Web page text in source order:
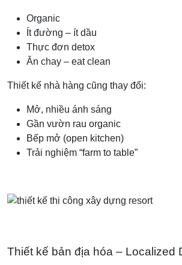
Organic
Ít đường – ít dầu
Thực đơn detox
Ăn chay – eat clean
Thiết kế nhà hàng cũng thay đổi:
Mở, nhiều ánh sáng
Gần vườn rau organic
Bếp mở (open kitchen)
Trải nghiệm “farm to table”
Thiết kế bản địa hóa – Localized